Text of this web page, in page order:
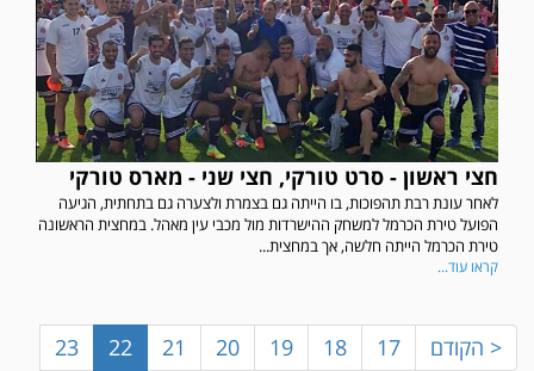
חצי ראשון - סרט טורקי, חצי שני - מארס טורקי
לאחר עונת רבת תהפוכות, בו הייתה גם בצמרת ולצערה גם בתחתית, הגיעה
הפועל טירת הכרמל למשחק ההישרדות מול מכבי עין מאהל. במחצית הראשונה
טירת הכרמל הייתה חלשה, אך במחצית...
קראו עוד...
< הקודם 17
18
19
20
21
22
23
במשחק אימון שהתקיים הבוקר יום ה' ניצחה קרית מלאכי את עירוני אשדוד 5-0.